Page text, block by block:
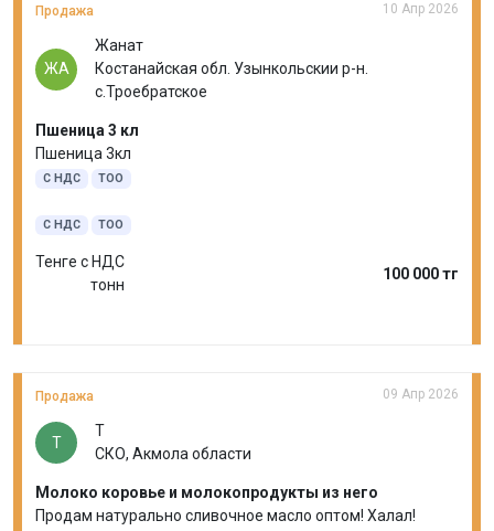
Продажа 10 Апр 2026
ЖА
Жанат
Костанайская обл. Узынкольскии р-н.
с.Троебратское
Пшеница 3 кл
Пшеница 3кл
С НДС ТОО
С НДС ТОО
Тенге с НДС
тонн
100 000 тг
Продажа 09 Апр 2026
Т
Т
СКО, Акмола области
Молоко коровье и молокопродукты из него
Продам натурально сливочное масло оптом! Халал!